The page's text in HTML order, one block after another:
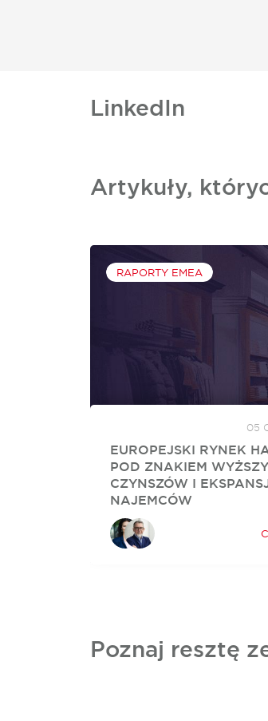
LinkedIn
Artykuły,
RAPORTY EMEA
05
EUROPEJSKI RYNEK
POD ZNAKIEM
CZYNSZÓW I
NAJEMCÓW
Z najnowszej analizy ponad
przeprowadzonych przez
doradczą Cushman & Wakefield
Poznaj resztę